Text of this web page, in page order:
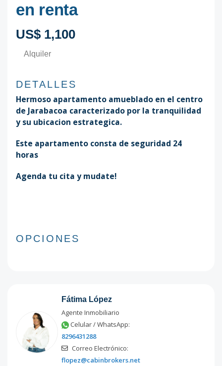
en renta
US$ 1,100
Alquiler
DETALLES
Hermoso apartamento amueblado en el centro
de Jarabacoa caracterizado por la tranquilidad
y su ubicacion estrategica.
Este apartamento consta de seguridad 24
horas
Agenda tu cita y mudate!
OPCIONES
Fátima López
Agente Inmobiliario
Celular / WhatsApp:
8296431288
Correo Electrónico:
flopez@cabinbrokers.net